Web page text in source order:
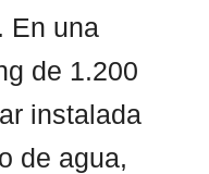
En una
de 1.200
instalada
de agua,